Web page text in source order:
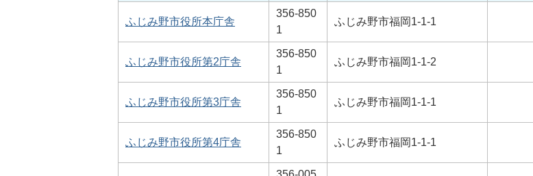
ふじみ野市役所本庁舎
356-850
1
ふじみ野市福岡1-1-1
ふじみ野市役所第2庁舎
356-850
1
ふじみ野市福岡1-1-2
ふじみ野市役所第3庁舎
356-850
1
ふじみ野市福岡1-1-1
ふじみ野市役所第4庁舎
356-850
1
ふじみ野市福岡1-1-1